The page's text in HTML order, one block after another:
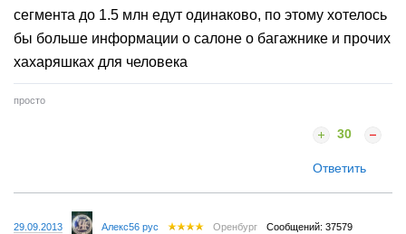
сегмента до 1.5 млн едут одинаково, по этому хотелось
бы больше информации о салоне о багажнике и прочих
хахаряшках для человека
просто
30
Ответить
29.09.2013 Алекс56 рус Оренбург Сообщений: 37579